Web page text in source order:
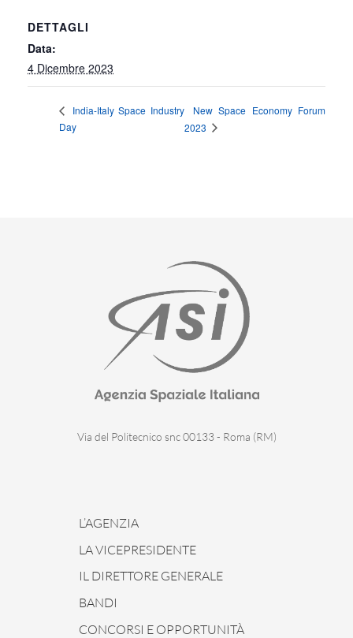
DETTAGLI
Data:
4 Dicembre 2023
India-Italy Space Industry
Day
New Space Economy Forum
2023
Via del Politecnico snc 00133 - Roma (RM)
L’AGENZIA
LA VICEPRESIDENTE
IL DIRETTORE GENERALE
BANDI
CONCORSI E OPPORTUNITÀ